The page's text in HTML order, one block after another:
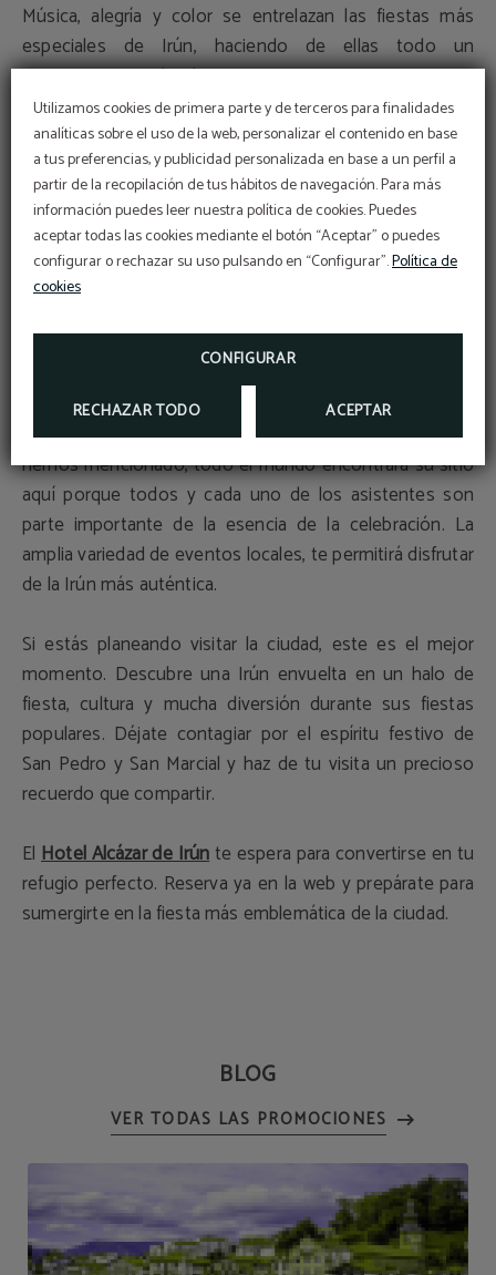
Utilizamos cookies de primera parte y de terceros para finalidades
analíticas sobre el uso de la web, personalizar el contenido en base
a tus preferencias, y publicidad personalizada en base a un perfil a
partir de la recopilación de tus hábitos de navegación. Para más
información puedes leer nuestra política de cookies. Puedes
aceptar todas las cookies mediante el botón “Aceptar” o puedes
configurar o rechazar su uso pulsando en “Configurar”.Política de
cookies
CONFIGURAR
RECHAZAR TODO ACEPTAR
Música, alegría y color se entrelazan las fiestas más
especiales de Irún, haciendo de ellas todo un
acontecimiento donde iruneses y turistas se unen para
crear un ambiente mágico donde todo el mundo tiene
un importante papel que representar. Una explosión de
emociones que se vive en comunidad, disfrutando
juntos del bullicio, de los sabores de la gastronomía
local (incluyendo la tortilla irunesa, el bacalao al pil pil o el
txakoli) y cómo no, de todas sus actividades.
deportivas, desfiles, procesiones…¡Si es que las fiestas
de San Pedro y San Marcial lo tienen todo! Como ya
hemos mencionado, todo el mundo encontrará su sitio
aquí porque todos y cada uno de los asistentes son
parte importante de la esencia de la celebración. La
amplia variedad de eventos locales, te permitirá disfrutar
de la Irún más auténtica.
Si estás planeando visitar la ciudad, este es el mejor
momento. Descubre una Irún envuelta en un halo de
fiesta, cultura y mucha diversión durante sus fiestas
populares. Déjate contagiar por el espíritu festivo de
San Pedro y San Marcial y haz de tu visita un precioso
recuerdo que compartir.
ElHotel Alcázar de Irúnte espera para convertirse en tu
refugio perfecto. Reserva ya en la web y prepárate para
sumergirte en la fiesta más emblemática de la ciudad.
BLOG